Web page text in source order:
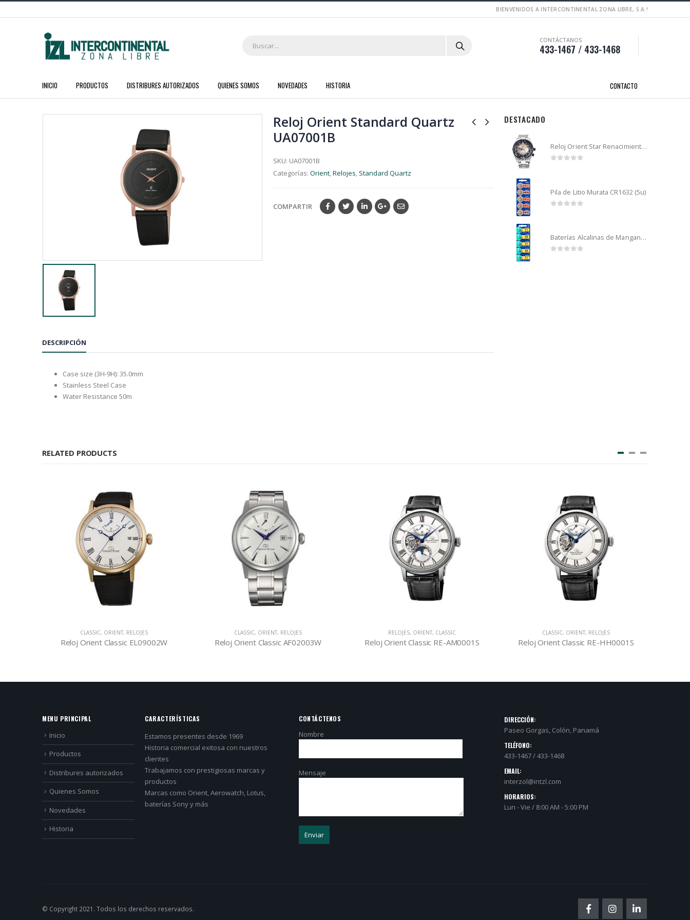
BIENVENIDOS A INTERCONTINENTAL ZONA LIBRE, S.A.!
CONTÁCTANOS
433-1467 / 433-1468
INICIO PRODUCTOS DISTRIBURES AUTORIZADOS QUIENES SOMOS NOVEDADES HISTORIA CONTACTO
Reloj Orient Standard Quartz
UA07001B
SKU: UA07001B
Categorías: Orient,Relojes, Standard Quartz
COMPARTIR
DESCRIPCIÓN
Case size (3H-9H): 35.0mm
Stainless Steel Case
Water Resistance 50m
DESTACADO
Reloj Orient Star Renacimiento mecánico - Retro Future Guitar - RA-AR0303G
Pila de Litio Murata CR1632 (5u)
Baterías Alcalinas de Manganeso Murata 192 (5u)
RELATED PRODUCTS
CLASSIC, ORIENT, RELOJES
Reloj Orient Classic EL09002W
CLASSIC, ORIENT, RELOJES
Reloj Orient Classic AF02003W
RELOJES, ORIENT, CLASSIC
Reloj Orient Classic RE-AM0001S
CLASSIC, ORIENT, RELOJES
Reloj Orient Classic RE-HH0001S
MENU PRINCIPAL
Inicio
Productos
Distribures autorizados
Quienes Somos
Novedades
Historia
CARACTERÍSTICAS
Estamos presentes desde 1969
Historia comercial exitosa con nuestros
clientes
Trabajamos con prestigiosas marcas y
productos
Marcas como Orient, Aerowatch, Lotus,
baterías Sony y más
CONTÁCTENOS
Nombre
Mensaje
DIRECCIÓN:
Paseo Gorgas, Colón, Panamá
TELÉFONO:
433-1467 / 433-1468
EMAIL:
interzol@intzl.com
HORARIOS:
Lun - Vie / 8:00 AM - 5:00 PM
© Copyright 2021. Todos los derechos reservados.